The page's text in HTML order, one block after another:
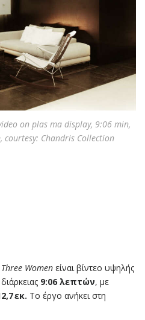
on plas ma display, 9:06 min,
courtesy: Chandris Collection
Three Women είναι βίντεο υψηλής
9:06 λεπτών, με
εκ. Το έργο ανήκει στη